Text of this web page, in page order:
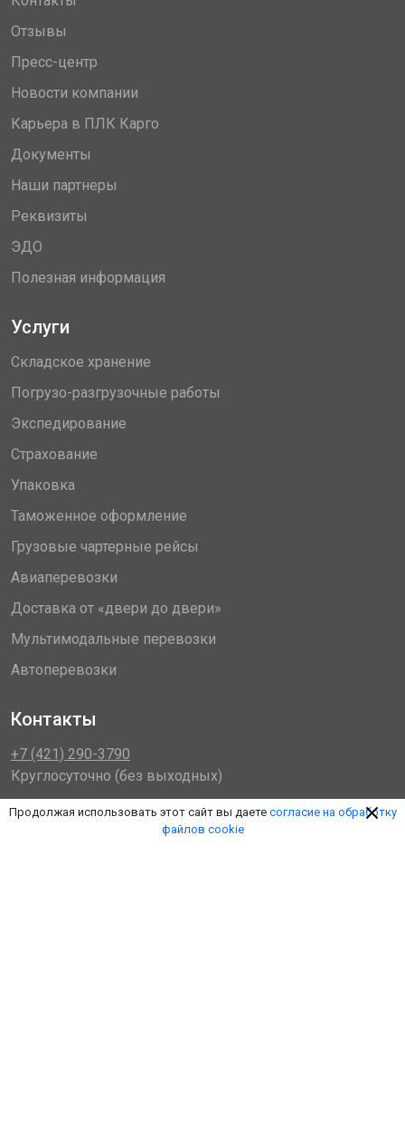
Отзывы
Пресс-центр
Новости компании
Карьера в ПЛК Карго
Документы
Наши партнеры
Реквизиты
ЭДО
Полезная информация
Услуги
Складское хранение
Погрузо-разгрузочные работы
Экспедирование
Страхование
Упаковка
Таможенное оформление
Грузовые чартерные рейсы
Авиаперевозки
Доставка от «двери до двери»
Мультимодальные перевозки
Автоперевозки
Контакты
+7 (421) 290-3790
Круглосуточно (без выходных)
khv@plkcargo.ru
Продолжая использовать этот сайт вы даете согласие на обработку
файлов cookie